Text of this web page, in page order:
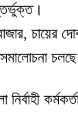
চায়ের